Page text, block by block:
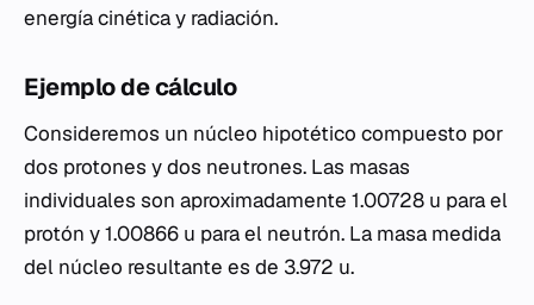
energía cinética y radiación.
Ejemplo de cálculo
Consideremos un núcleo hipotético compuesto por
dos protones y dos neutrones. Las masas
individuales son aproximadamente 1.00728 u para el
protón y 1.00866 u para el neutrón. La masa medida
del núcleo resultante es de 3.972 u.